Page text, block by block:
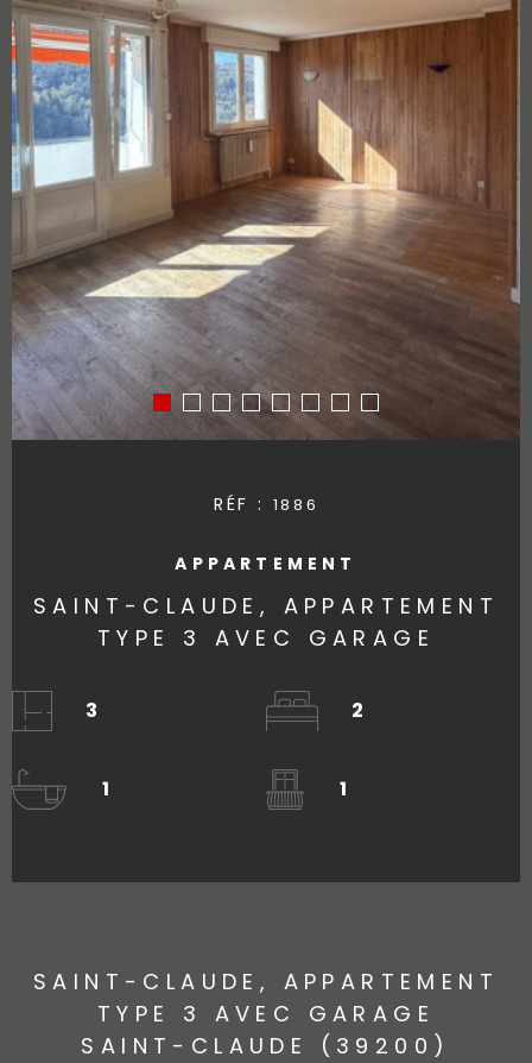
RÉF : 1886
APPARTEMENT
SAINT-CLAUDE, APPARTEMENT
TYPE 3 AVEC GARAGE
3 2
1 1
SAINT-CLAUDE, APPARTEMENT
TYPE 3 AVEC GARAGE
SAINT-CLAUDE (39200)